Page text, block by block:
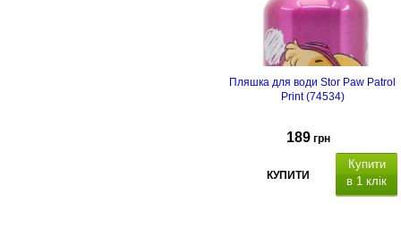
Пляшка для води Stor Paw Patrol
Print (74534)
189 грн
КУПИТИ
Купити
в 1 клік